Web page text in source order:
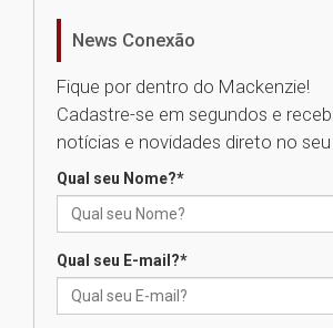
Seminário
das novas
calouros do
News Conexão
Fique por dentro do Mackenzie!
Cadastre-se em segundos e
notícias e novidades direto no seu
Qual seu Nome?*
Qual seu E-mail?*